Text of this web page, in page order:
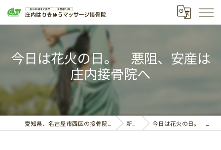
今日は花火の日。 悪阻、安産は
庄内接骨院へ
新着情報 今日は花火の日。 悪阻、安産は庄内接骨院へ